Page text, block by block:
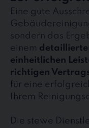
Eine gute
sondern das
einem
einheitlichen
richtigen
für eine
Ihrem
Die stewe